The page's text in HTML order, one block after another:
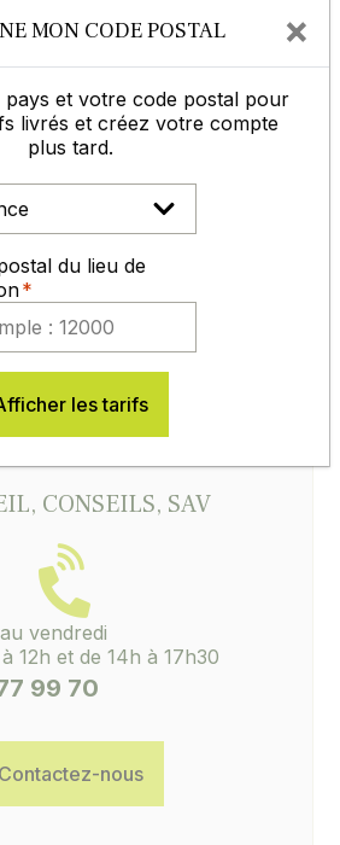
dans les
du produit, sont des
il faut dans certains cas
à une période de froid ou de
certifiées, il est indispensable
de certification avec le
être ouverte.
CONSEILS, SAV
vendredi
12h et de 14h à 17h30
99 70
Contactez-nous
MON CODE POSTAL ×
pays et votre code postal pour
livrés et créez votre compte
plus tard.
du lieu de
les tarifs